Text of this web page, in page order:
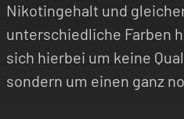
Nikotingehalt und
unterschiedliche Farben
sich hierbei um keine
sondern um einen ganz